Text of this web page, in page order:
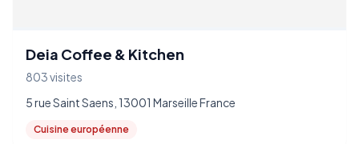
Deia Coffee & Kitchen
803 visites
5 rue Saint Saens, 13001 Marseille France
Cuisine européenne